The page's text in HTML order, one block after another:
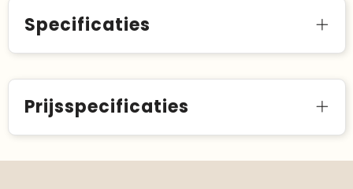
Specificaties
Prijsspecificaties